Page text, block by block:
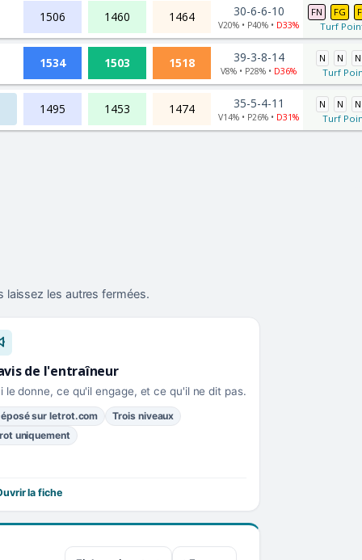
1506 1460 1464 30-6-6-10
V20% • P40% • D33%
FN FG
Turf
1534 1503 1518 39-3-8-14
V8% • P28% • D36%
N N
N
Turf
1495 1453 1474 35-5-4-11
V14% • P26% • D31%
N N
N
Turf
laissez les autres fermées.
de l'entraîneur
le donne, ce qu'il engage, et ce qu'il ne dit pas.
sur letrot.com
Trois niveaux
uniquement
la fiche